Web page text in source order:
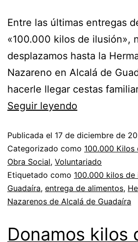
Entre las últimas entregas
«100.000 kilos de ilusión»,
desplazamos hasta la
Nazareno en Alcalá de
hacerle llegar cestas
Seguir leyendo
Publicada el 17 de diciembre de
Categorizado como 100.000 Kilos
Obra Social, Voluntariado
Etiquetado como 100.000 kilos de
Guadaíra, entrega de alimentos,
Nazarenos de Alcalá de Guadaíra
Donamos kilos